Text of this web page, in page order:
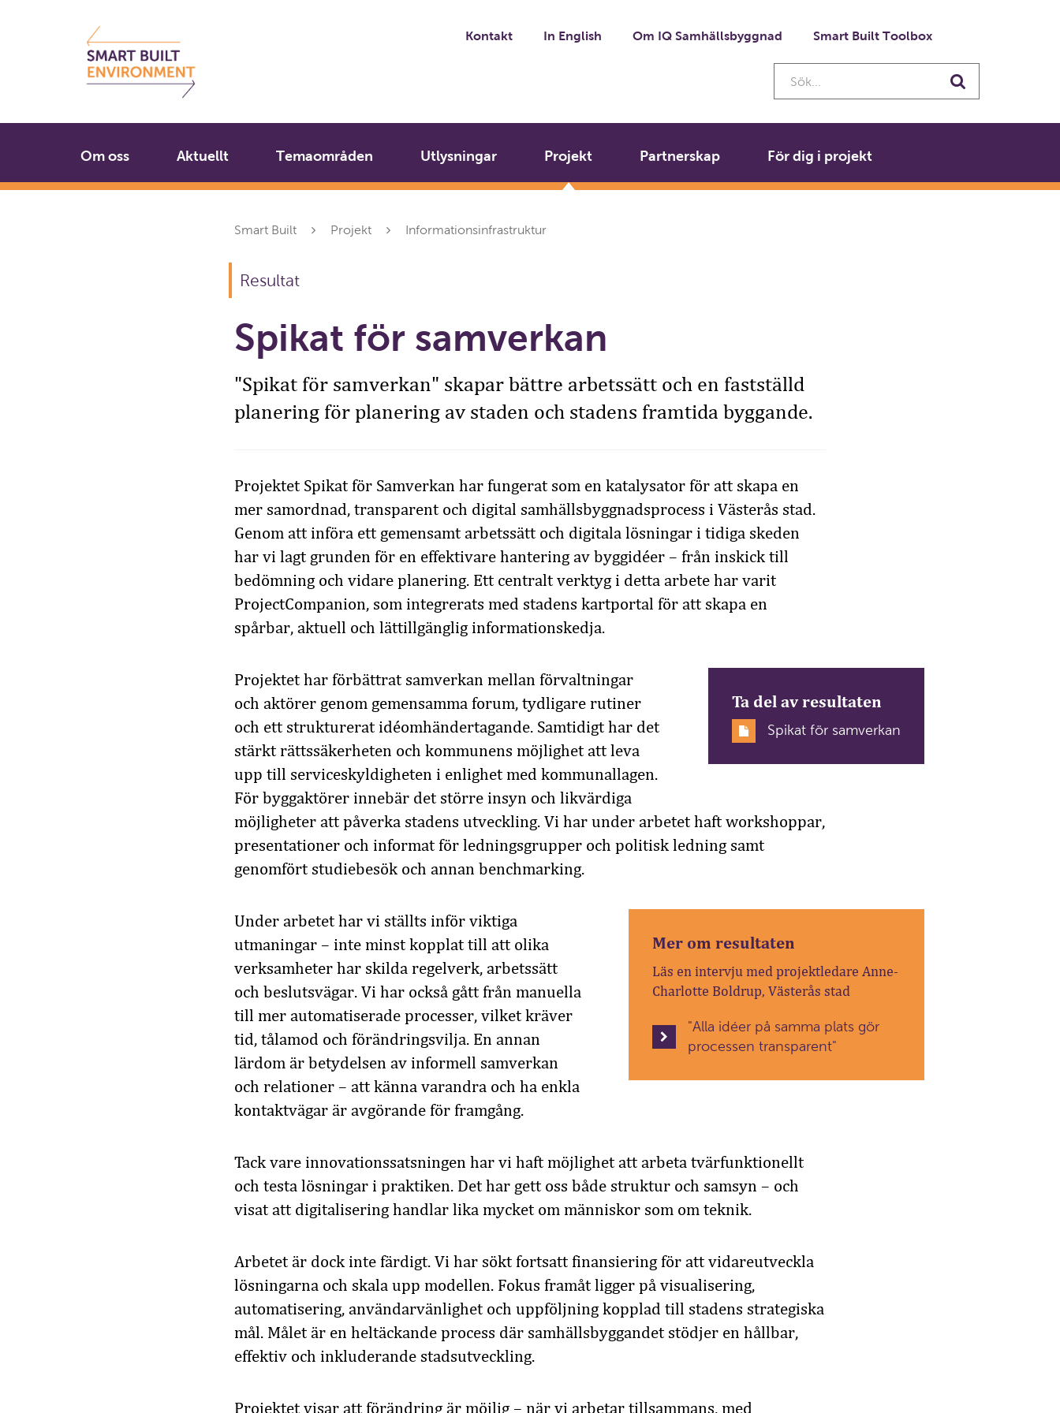
Kontakt In English Om IQ Samhällsbyggnad Smart Built Toolbox
Sök
Om oss Aktuellt Temaområden Utlysningar Projekt Partnerskap För dig i projekt
Smart Built Projekt Informationsinfrastruktur
Resultat
Spikat för samverkan
"Spikat för samverkan" skapar bättre arbetssätt och en fastställd
planering för planering av staden och stadens framtida byggande.
Projektet Spikat för Samverkan har fungerat som en katalysator för att skapa en
mer samordnad, transparent och digital samhällsbyggnadsprocess i Västerås stad.
Genom att införa ett gemensamt arbetssätt och digitala lösningar i tidiga skeden
har vi lagt grunden för en effektivare hantering av byggidéer – från inskick till
bedömning och vidare planering. Ett centralt verktyg i detta arbete har varit
ProjectCompanion, som integrerats med stadens kartportal för att skapa en
spårbar, aktuell och lättillgänglig informationskedja.
Ta del av resultaten
Spikat för samverkan
Projektet har förbättrat samverkan mellan förvaltningar
och aktörer genom gemensamma forum, tydligare rutiner
och ett strukturerat idéomhändertagande. Samtidigt har det
stärkt rättssäkerheten och kommunens möjlighet att leva
upp till serviceskyldigheten i enlighet med kommunallagen.
För byggaktörer innebär det större insyn och likvärdiga
möjligheter att påverka stadens utveckling. Vi har under arbetet haft workshoppar,
presentationer och informat för ledningsgrupper och politisk ledning samt
genomfört studiebesök och annan benchmarking.
Mer om resultaten
Läs en intervju med projektledare Anne-
Charlotte Boldrup, Västerås stad
"Alla idéer på samma plats gör
processen transparent"
Under arbetet har vi ställts inför viktiga
utmaningar – inte minst kopplat till att olika
verksamheter har skilda regelverk, arbetssätt
och beslutsvägar. Vi har också gått från manuella
till mer automatiserade processer, vilket kräver
tid, tålamod och förändringsvilja. En annan
lärdom är betydelsen av informell samverkan
och relationer – att känna varandra och ha enkla
kontaktvägar är avgörande för framgång.
Tack vare innovationssatsningen har vi haft möjlighet att arbeta tvärfunktionellt
och testa lösningar i praktiken. Det har gett oss både struktur och samsyn – och
visat att digitalisering handlar lika mycket om människor som om teknik.
Arbetet är dock inte färdigt. Vi har sökt fortsatt finansiering för att vidareutveckla
lösningarna och skala upp modellen. Fokus framåt ligger på visualisering,
automatisering, användarvänlighet och uppföljning kopplad till stadens strategiska
mål. Målet är en heltäckande process där samhällsbyggandet stödjer en hållbar,
effektiv och inkluderande stadsutveckling.
Projektet visar att förändring är möjlig – när vi arbetar tillsammans, med